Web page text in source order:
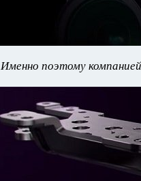
Именно поэтому